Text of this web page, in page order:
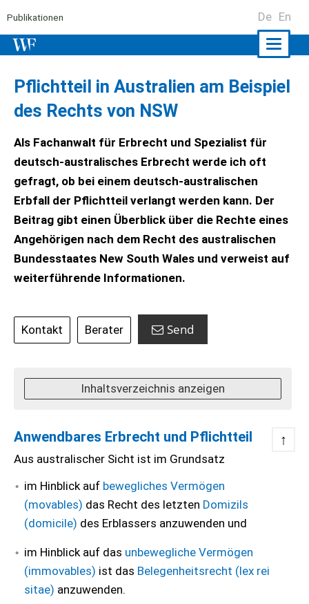
Publikationen De En
Pflichtteil in Australien am Beispiel
des Rechts von NSW
Als Fachanwalt für Erbrecht und Spezialist für
deutsch-australisches Erbrecht werde ich oft
gefragt, ob bei einem deutsch-australischen
Erbfall der Pflichtteil verlangt werden kann. Der
Beitrag gibt einen Überblick über die Rechte eines
Angehörigen nach dem Recht des australischen
Bundesstaates New South Wales und verweist auf
weiterführende Informationen.
Kontakt Berater Send
Inhaltsverzeichnis anzeigen
Anwendbares Erbrecht und Pflichtteil ↑
Aus australischer Sicht ist im Grundsatz
im Hinblick auf bewegliches Vermögen
(movables) das Recht des letzten Domizils
(domicile) des Erblassers anzuwenden und
im Hinblick auf das unbewegliche Vermögen
(immovables) ist das Belegenheitsrecht (lex rei
sitae) anzuwenden.